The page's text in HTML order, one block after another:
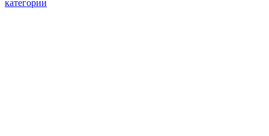
категории